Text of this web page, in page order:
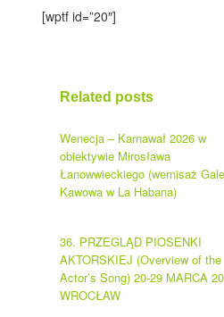
[wptf id=”20″]
Related posts
Wenecja – Karnawał 2026 w
obiektywie Mirosława
Łanowwieckiego (wernisaż
Kawowa w La Habana)
36. PRZEGLĄD PIOSENKI
AKTORSKIEJ (Overview of the
Actor’s Song) 20-29 MARCA
WROCŁAW